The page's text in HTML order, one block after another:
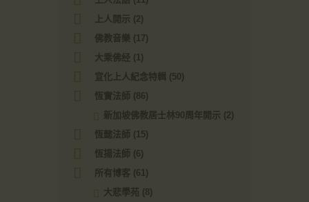
上人開示 (2)
佛教音樂 (17)
大乘佛经 (1)
宣化上人紀念特輯 (50)
恆實法師 (86)
新加坡佛教居士林90周年開示 (2)
恆懿法師 (15)
恆揚法師 (6)
所有博客 (61)
大悲學苑 (8)